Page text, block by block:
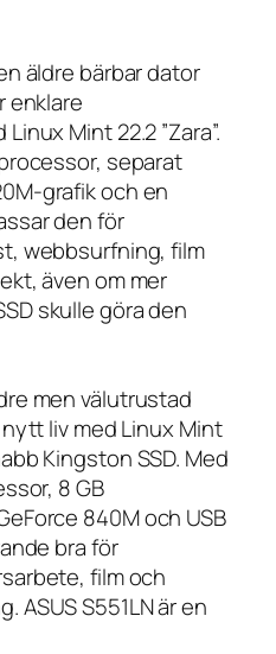
äldre bärbar dator
enklare
Mint 22.2 ”Zara”.
separat
grafik och en
den för
webbsurfning, film
även om mer
skulle göra den
men välutrustad
liv med Linux Mint
Kingston SSD. Med
8 GB
840M och USB
bra för
film och
ASUS S551LN är en